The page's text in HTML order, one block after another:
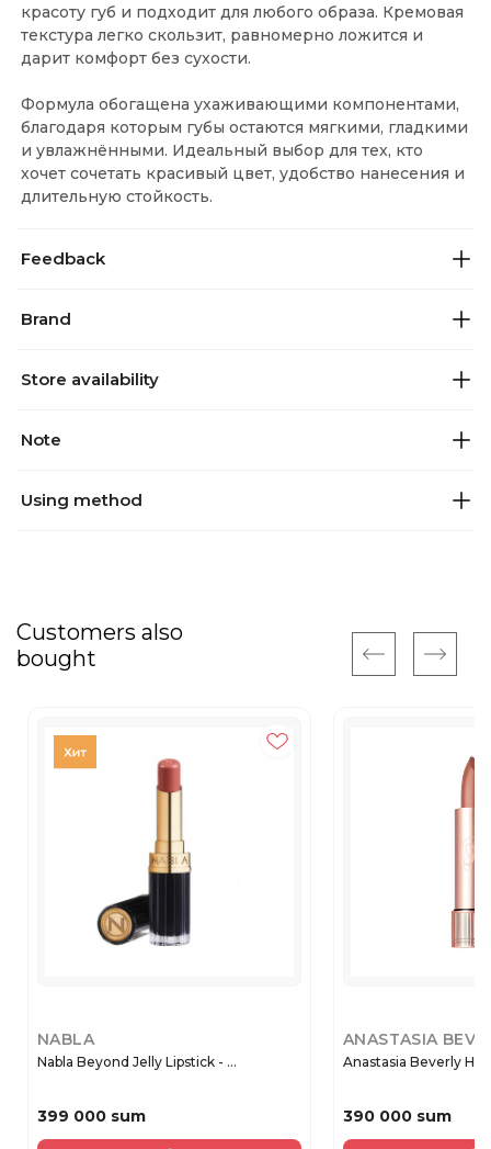
красоту губ и подходит для любого образа. Кремовая
текстура легко скользит, равномерно ложится и
дарит комфорт без сухости.
Формула обогащена ухаживающими компонентами,
благодаря которым губы остаются мягкими, гладкими
и увлажнёнными. Идеальный выбор для тех, кто
хочет сочетать красивый цвет, удобство нанесения и
длительную стойкость.
Feedback
Brand
Store availability
Note
Using method
Customers also
bought
NABLA
Nabla Beyond Jelly Lipstick - ...
399 000 sum
ANASTASIA
Anastasia Beverly
390 000 sum